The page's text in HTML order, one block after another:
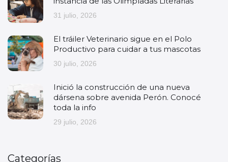
31 julio, 2026
El tráiler Veterinario sigue en el Polo
Productivo para cuidar a tus mascotas
30 julio, 2026
Inició la construcción de una nueva
dársena sobre avenida Perón. Conocé
toda la info
29 julio, 2026
Categorías